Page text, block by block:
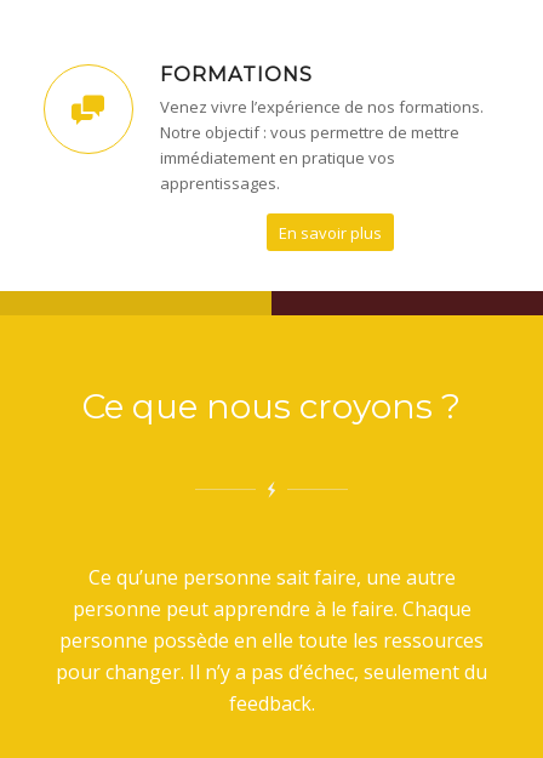
FORMATIONS
Venez vivre l’expérience de nos formations.
Notre objectif : vous permettre de mettre
immédiatement en pratique vos
apprentissages.
En savoir plus
Ce que nous croyons ?
Ce qu’une personne sait faire, une autre
personne peut apprendre à le faire. Chaque
personne possède en elle toute les ressources
pour changer. Il n’y a pas d’échec, seulement du
feedback.